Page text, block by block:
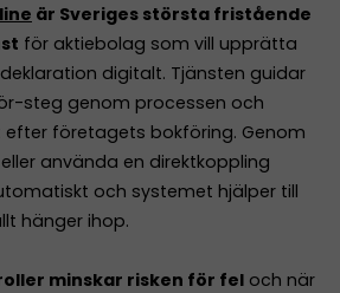
är Sveriges största fristående
för aktiebolag som vill upprätta
digitalt. Tjänsten guidar
steg genom processen och
efter företagets bokföring. Genom
använda en direktkoppling
och systemet hjälper till
hänger ihop.
minskar risken för fel och när